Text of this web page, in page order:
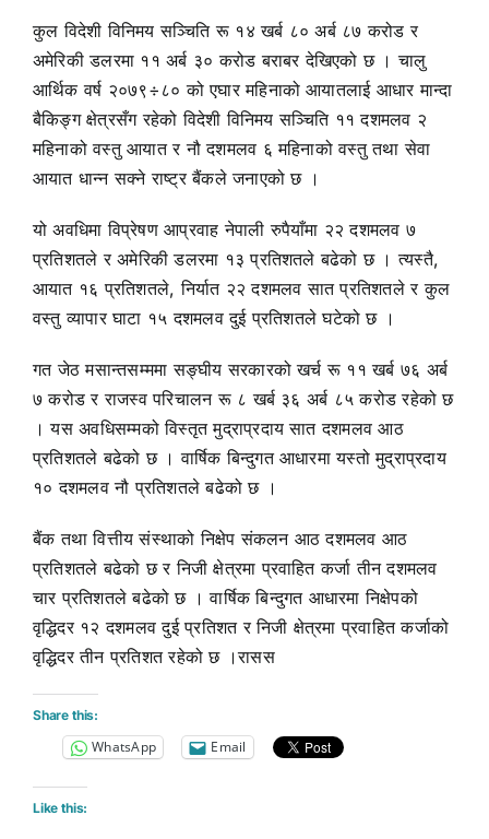
कुल विदेशी विनिमय सञ्चिति रू १४ खर्ब ८० अर्ब ८७ करोड र
अमेरिकी डलरमा ११ अर्ब ३० करोड बराबर देखिएको छ । चालु
आर्थिक वर्ष २०७९÷८० को एघार महिनाको आयातलाई आधार मान्दा
बैकिङ्ग क्षेत्रसँग रहेको विदेशी विनिमय सञ्चिति ११ दशमलव २
महिनाको वस्तु आयात र नौ दशमलव ६ महिनाको वस्तु तथा सेवा
आयात धान्न सक्ने राष्ट्र बैंकले जनाएको छ ।
यो अवधिमा विप्रेषण आप्रवाह नेपाली रुपैयाँमा २२ दशमलव ७
प्रतिशतले र अमेरिकी डलरमा १३ प्रतिशतले बढेको छ । त्यस्तै,
आयात १६ प्रतिशतले, निर्यात २२ दशमलव सात प्रतिशतले र कुल
वस्तु व्यापार घाटा १५ दशमलव दुई प्रतिशतले घटेको छ ।
गत जेठ मसान्तसम्ममा सङ्घीय सरकारको खर्च रू ११ खर्ब ७६ अर्ब
७ करोड र राजस्व परिचालन रू ८ खर्ब ३६ अर्ब ८५ करोड रहेको छ
। यस अवधिसम्मको विस्तृत मुद्राप्रदाय सात दशमलव आठ
प्रतिशतले बढेको छ । वार्षिक बिन्दुगत आधारमा यस्तो मुद्राप्रदाय
१० दशमलव नौ प्रतिशतले बढेको छ ।
बैंक तथा वित्तीय संस्थाको निक्षेप संकलन आठ दशमलव आठ
प्रतिशतले बढेको छ र निजी क्षेत्रमा प्रवाहित कर्जा तीन दशमलव
चार प्रतिशतले बढेको छ । वार्षिक बिन्दुगत आधारमा निक्षेपको
वृद्धिदर १२ दशमलव दुई प्रतिशत र निजी क्षेत्रमा प्रवाहित कर्जाको
वृद्धिदर तीन प्रतिशत रहेको छ ।रासस
Share this:
WhatsApp Email
Like this: